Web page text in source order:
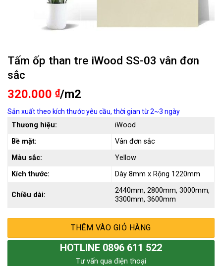
Tấm ốp than tre iWood SS-03 vân đơn
sắc
320.000 ₫/m2
Sản xuất theo kích thước yêu cầu, thời gian từ 2~3 ngày
Thương hiệu:
iWood
Bề mặt:
Vân đơn sắc
Màu sắc:
Yellow
Kích thước:
Dày 8mm x Rộng 1220mm
Chiều dài:
2440mm, 2800mm, 3000mm,
3300mm, 3600mm
THÊM VÀO GIỎ HÀNG
HOTLINE 0896 611 522
Tư vấn qua điện thoại